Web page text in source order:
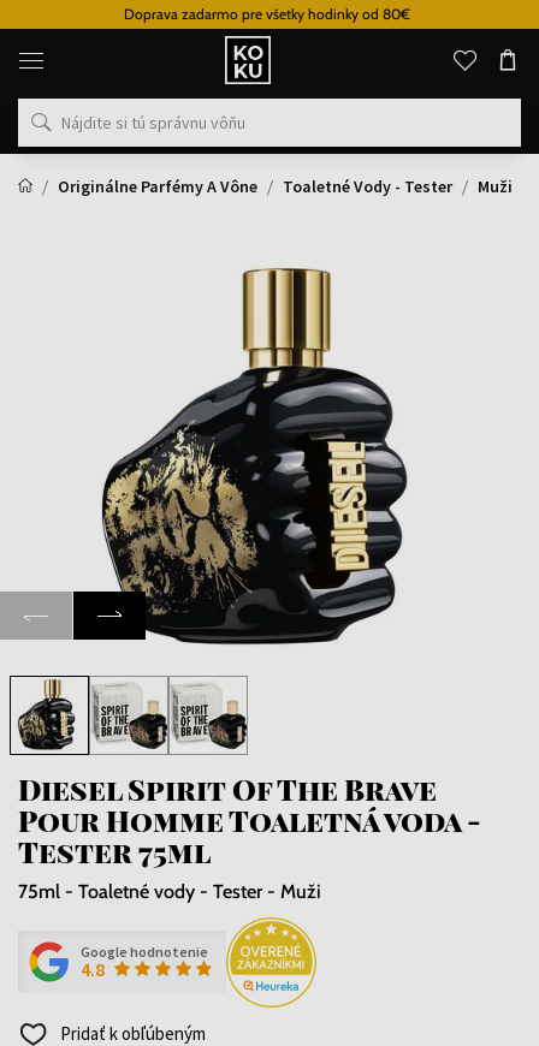
Doprava zadarmo pre všetky hodinky od 80€
Originálne
parfémy
hodinky
na
mieste
Originálne Parfémy A Vône
Toaletné Vody - Tester Muži
Diesel Spirit Of The Brave
Pour Homme Toaletná voda -
Tester 75ml
75ml - Toaletné vody - Tester - Muži
Google hodnotenie
4.8
Pridať k obľúbeným